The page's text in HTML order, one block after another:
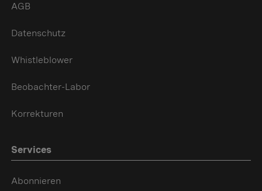
AGB
Datenschutz
Whistleblower
Beobachter-Labor
Korrekturen
Services
Abonnieren